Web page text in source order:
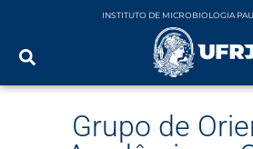
INSTITUTO DE MICROBIOLOGIA
Grupo de